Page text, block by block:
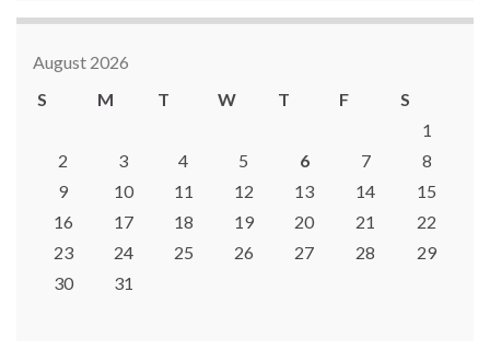
August 2026
S
M T W T F
S
1
2
3 4 5 6 7
8
9
10 11 12 13 14
15
16
17 18 19 20 21
22
23
24 25 26 27 28
29
30
31